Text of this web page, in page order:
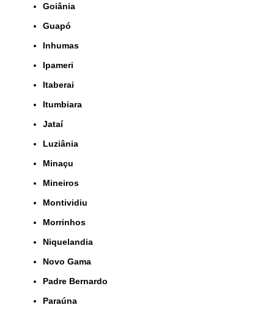
Goiânia
Guapó
Inhumas
Ipameri
Itaberai
Itumbiara
Jataí
Luziânia
Minaçu
Mineiros
Montividiu
Morrinhos
Niquelandia
Novo Gama
Padre Bernardo
Paraúna